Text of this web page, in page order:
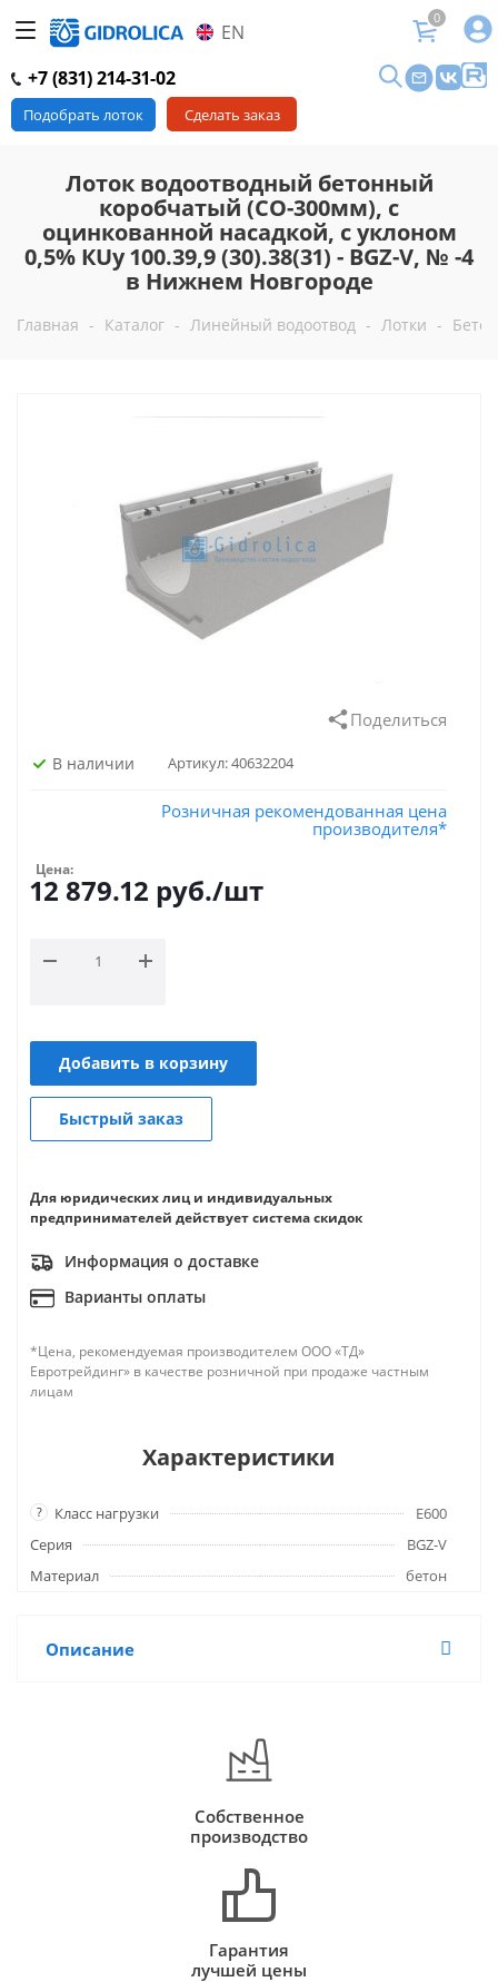
EN
0
+7 (831) 214-31-02
Подобрать лоток Сделать заказ
Лоток водоотводный бетонный
коробчатый (СО-300мм), с
оцинкованной насадкой, с уклоном
0,5% КUу 100.39,9 (30).38(31) - BGZ-V, № -4
в Нижнем Новгороде
Главная - Каталог - Линейный водоотвод - Лотки -
Поделиться
В наличии Артикул:40632204
Розничная рекомендованная цена
производителя*
Цена:
12 879.12 руб./шт
Добавить в корзину
Быстрый заказ
Для юридических лиц и индивидуальных
предпринимателей действует система скидок
Информация о доставке
Варианты оплаты
*Цена, рекомендуемая производителем ООО «ТД»
Евротрейдинг» в качестве розничной при продаже частным
лицам
Характеристики
? Класс нагрузки
E600
Серия
BGZ-V
Материал
бетон
Описание
Собственное
производство
Гарантия
лучшей цены